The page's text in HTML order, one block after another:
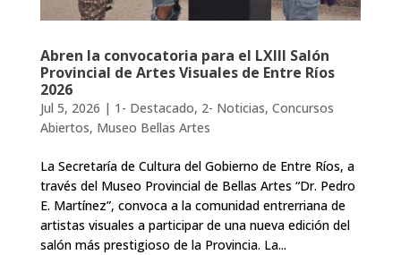
Abren la convocatoria para el LXIII Salón
Provincial de Artes Visuales de Entre Ríos
2026
Jul 5, 2026 | 1- Destacado, 2- Noticias, Concursos
Abiertos, Museo Bellas Artes
La Secretaría de Cultura del Gobierno de Entre Ríos, a
través del Museo Provincial de Bellas Artes “Dr. Pedro
E. Martínez”, convoca a la comunidad entrerriana de
artistas visuales a participar de una nueva edición del
salón más prestigioso de la Provincia. La...